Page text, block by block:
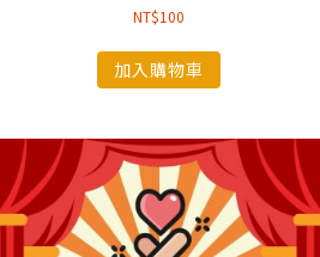
NT$100
加入購物車